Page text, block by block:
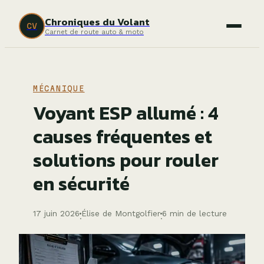
CV Chroniques du Volant
Carnet de route auto & moto
MÉCANIQUE
Voyant ESP allumé : 4
causes fréquentes et
solutions pour rouler
en sécurité
17 juin 2026
·
Élise de Montgolfier
·
6 min de lecture